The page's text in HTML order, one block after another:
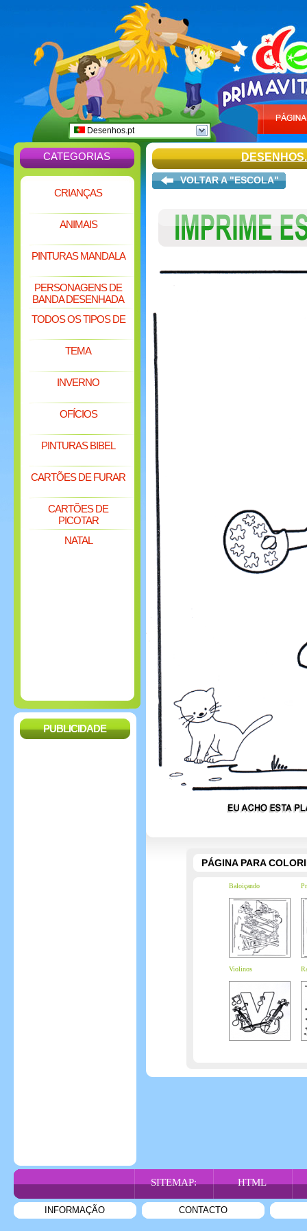
Desenhos.pt
CATEGORIAS
CRIANÇAS
ANIMAIS
PINTURAS MANDALA
PERSONAGENS DE
BANDA DESENHADA
TODOS OS TIPOS DE
TEMA
INVERNO
OFÍCIOS
PINTURAS BIBEL
CARTÕES DE FURAR
CARTÕES DE
PICOTAR
NATAL
PUBLICIDADE
VOLTAR A "ESCOLA"
PÁGINA PARA
Baloiçando
Violinos
SITEMAP: HTML
INFORMAÇÃO CONTACTO